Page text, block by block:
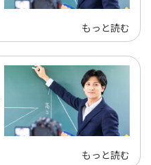
もっと読む
もっと読む